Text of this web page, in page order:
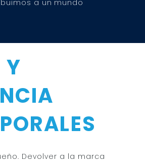
a un mundo
Y
Devolver a la marca